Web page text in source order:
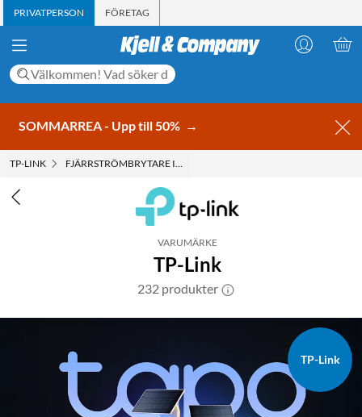
PRIVATPERSON FÖRETAG
SOMMARREA - Upp till 50% →
TP-LINK FJÄRRSTRÖMBRYTARE INOMHUS
VARUMÄRKE
TP-Link
232 produkter
TP-Link